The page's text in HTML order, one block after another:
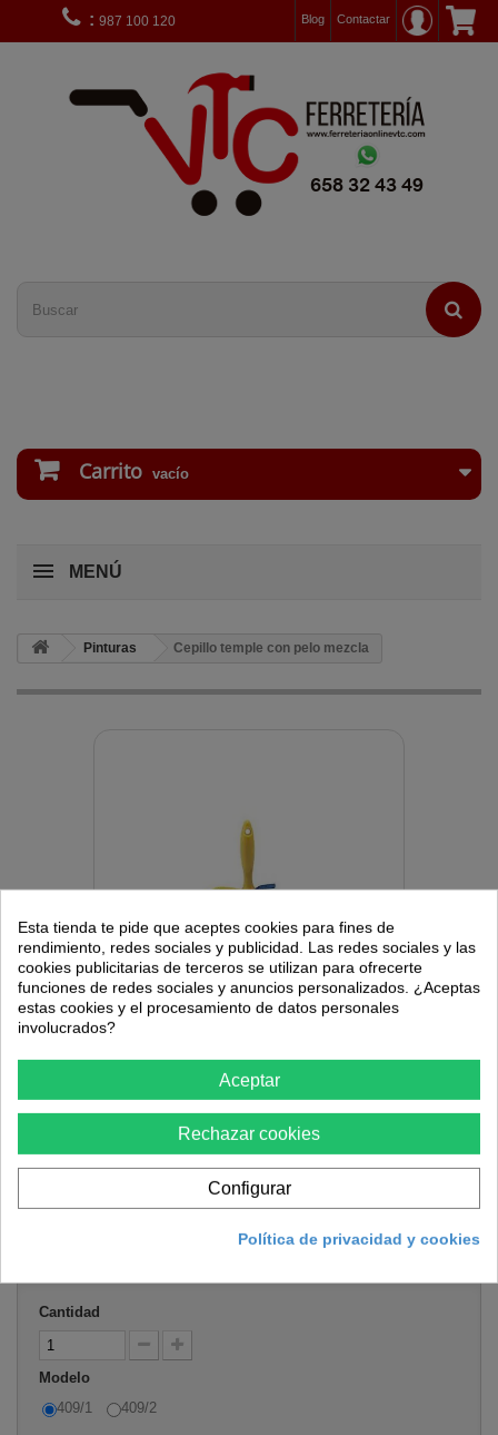
Contactar
: 987 100 120 Blog
Carrito vacío
MENÚ
Pinturas Cepillo temple con pelo mezcla
Ver más grande
Cepillo temple con pelo mezcla
Cantidad
Modelo
409/1
409/2
Esta tienda te pide que aceptes cookies para fines de
rendimiento, redes sociales y publicidad. Las redes sociales y las
cookies publicitarias de terceros se utilizan para ofrecerte
funciones de redes sociales y anuncios personalizados. ¿Aceptas
estas cookies y el procesamiento de datos personales
involucrados?
Aceptar
Rechazar cookies
Configurar
Política de privacidad y cookies